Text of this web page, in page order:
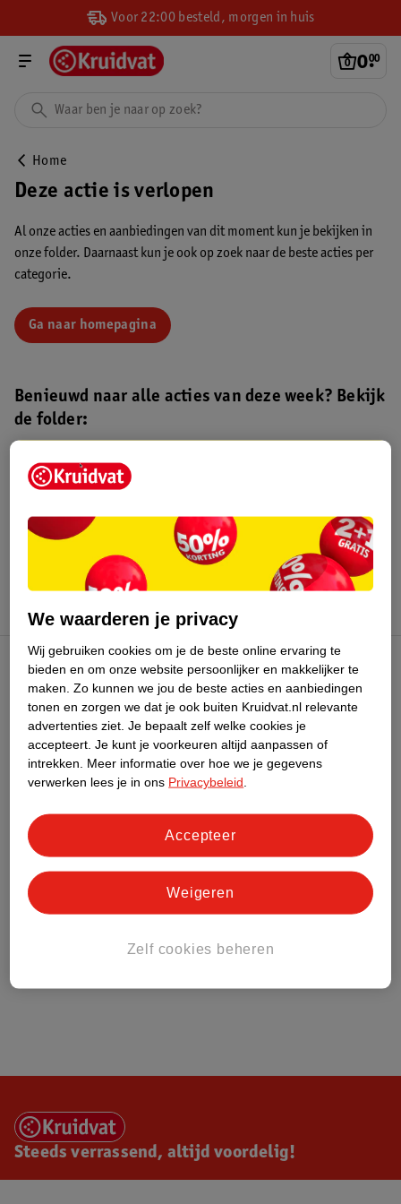
Voor 22:00 besteld, morgen in huis
0.
00
Home
Deze actie is verlopen
Al onze acties en aanbiedingen van dit moment kun je bekijken in
onze folder. Daarnaast kun je ook op zoek naar de beste acties per
categorie.
Ga naar homepagina
Benieuwd naar alle acties van deze week? Bekijk
de folder:
Kruidvat folder
augustus 2026.
Kruidvat Club
Klantenservice
Over Kruidvat
Steeds verrassend, altijd voordelig!
We waarderen je privacy
Wij gebruiken cookies om je de beste online ervaring te
bieden en om onze website persoonlijker en makkelijker te
maken. Zo kunnen we jou de beste acties en aanbiedingen
tonen en zorgen we dat je ook buiten Kruidvat.nl relevante
advertenties ziet. Je bepaalt zelf welke cookies je
accepteert. Je kunt je voorkeuren altijd aanpassen of
intrekken.
Meer informatie over hoe we je gegevens
verwerken lees je in ons Privacybeleid
Zelf cookies beheren
Weigeren
Accepteer